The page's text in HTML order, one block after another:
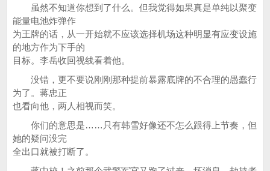
虽然不知道你想到了什么。但我觉得如果真是单纯以聚变
能量电池炸弹作
为王牌的话，从一开始就不应该选择机场这种明显有应变设施
的地方作为下手的
目标。李岳收回视线看着他。
没错，更不要说刚刚那种提前暴露底牌的不合理的愚蠢行
为了。蒋忠正
也看向他，两人相视而笑。
你们的意思是……只有韩雪好像还不怎么跟得上节奏，但
她的疑问没完
全出口就被打断了。